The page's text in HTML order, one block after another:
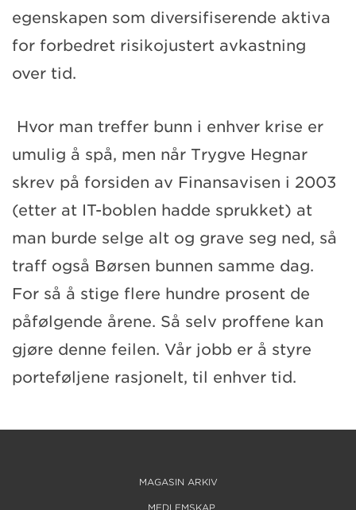
egenskapen som diversifiserende aktiva
for forbedret risikojustert avkastning
over tid.
Hvor man treffer bunn i enhver krise er
umulig å spå, men når Trygve Hegnar
skrev på forsiden av Finansavisen i 2003
(etter at IT-boblen hadde sprukket) at
man burde selge alt og grave seg ned, så
traff også Børsen bunnen samme dag.
For så å stige flere hundre prosent de
påfølgende årene. Så selv proffene kan
gjøre denne feilen. Vår jobb er å styre
porteføljene rasjonelt, til enhver tid.
MAGASIN ARKIV
MEDLEMSKAP